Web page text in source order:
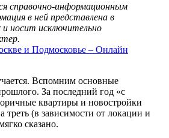
справочно-информационным
в ней представлена в
и носит исключительно
и Подмосковье – Онлайн
Вспомним основные
За последний год «с
квартиры и новостройки
(в зависимости от локации и
сказано.